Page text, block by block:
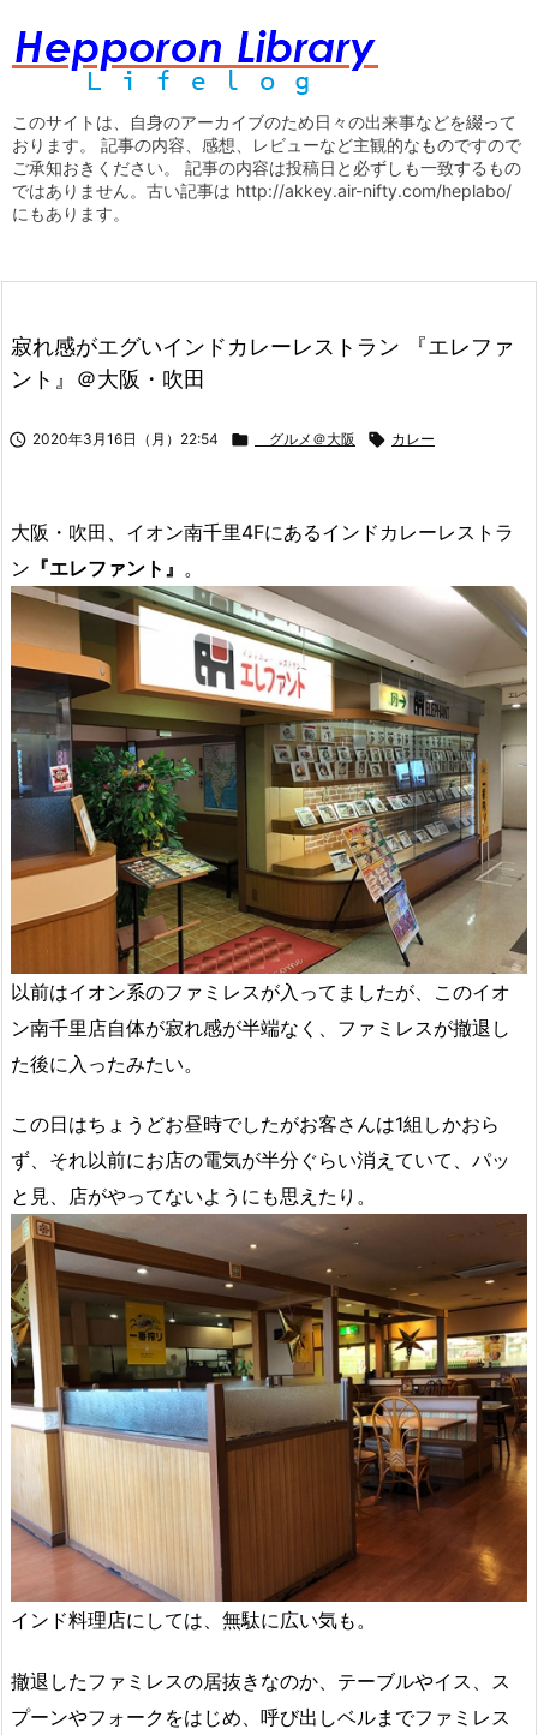
このサイトは、自身のアーカイブのため日々の出来事などを綴って
おります。 記事の内容、感想、レビューなど主観的なものですので
ご承知おきください。 記事の内容は投稿日と必ずしも一致するもの
ではありません。古い記事は http://akkey.air-nifty.com/heplabo/
にもあります。
寂れ感がエグいインドカレーレストラン 『エレファ
ント』＠大阪・吹田
 2020年3月16日（月）22:54  グルメ＠大阪  カレー
大阪・吹田、イオン南千里4Fにあるインドカレーレストラ
ン 『エレファント』 。
以前はイオン系のファミレスが入ってましたが、このイオ
ン南千里店自体が寂れ感が半端なく、ファミレスが撤退し
た後に入ったみたい。
この日はちょうどお昼時でしたがお客さんは1組しかおら
ず、それ以前にお店の電気が半分ぐらい消えていて、パッ
と見、店がやってないようにも思えたり。
インド料理店にしては、無駄に広い気も。
撤退したファミレスの居抜きなのか、テーブルやイス、ス
プーンやフォークをはじめ、呼び出しベルまでファミレス